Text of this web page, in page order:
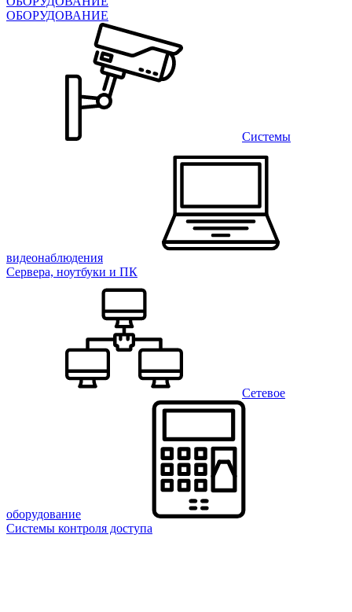
ОБОРУДОВАНИЕ
Системы
видеонаблюдения
Сервера, ноутбуки и ПК
Сетевое
оборудование
Системы контроля доступа